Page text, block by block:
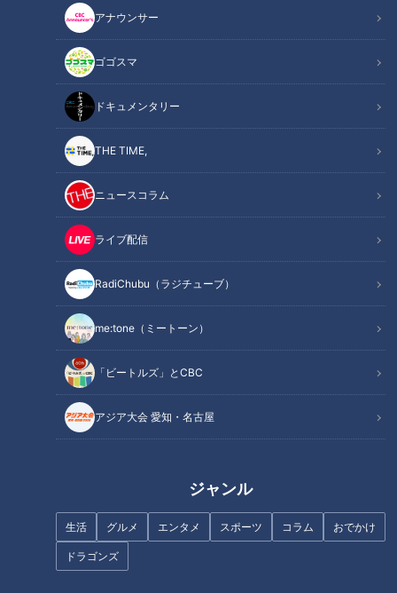
アナウンサー
ゴゴスマ
ドキュメンタリー
THE TIME,
ニュースコラム
ライブ配信
RadiChubu（ラジチューブ）
me:tone（ミートーン）
「ビートルズ」とCBC
アジア大会 愛知・名古屋
ジャンル
生活 グルメ エンタメ スポーツ コラム おでかけ
ドラゴンズ
第2戦は延長の末敗れる
オススメ関連コンテンツ
第1戦は引き分け
5月30日、グランパスのホームであるパロマ瑞穂スタジアムで
開催された、プレーオフラウンド第1戦・FC町田ゼルビア戦は
2-2のドロー。
1点先制され、すぐに同点に追いつくも、また先行されて試合
終了間際にまた追いつくという展開。
城所「よくドローにしたなと。最後の最後で、MF高嶺朋樹選
手のゴラッソは素晴らしかったですね」
どう攻めようかとグランパスの選手間でボールをパスし合って
いる状況で、ゼルビアの選手もしっかりとゴール前の守備を固
めていました。正直、ゼルビア側は公判ATに入っていたこと
高嶺選手がグランパスを救った